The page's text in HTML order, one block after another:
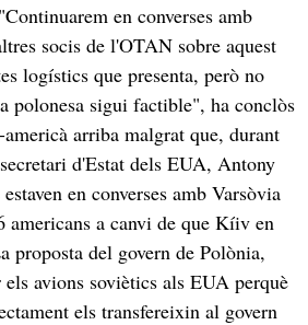
en converses amb
socis de l'OTAN sobre aquest
logístics que presenta, però no
polonesa sigui factible", ha conclòs
arriba malgrat que, durant
d'Estat dels EUA, Antony
en converses amb Varsòvia
americans a canvi de que Kíiv en
proposta del govern de Polònia,
avions soviètics als EUA perquè
els transfereixin al govern